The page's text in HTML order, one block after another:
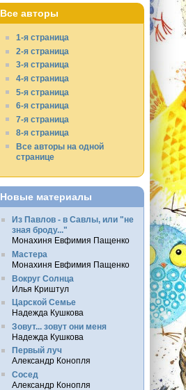
Все авторы
1-я страница
2-я страница
3-я страница
4-я страница
5-я страница
6-я страница
7-я страница
8-я страница
Все авторы на одной
странице
Новые материалы
Из Павлов - в Савлы, или "не
зная броду..."
Монахиня Евфимия Пащенко
Мастера
Монахиня Евфимия Пащенко
Вокруг Солнца
Илья Криштул
Царской Семье
Надежда Кушкова
Зовут... зовут они меня
Надежда Кушкова
Первый луч
Александр Конопля
Сосед
Александр Конопля